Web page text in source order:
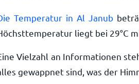
Temperatur in Al Janub
liegt bei 29°C
Vielzahl an Informationen
gewappnet sind, was der